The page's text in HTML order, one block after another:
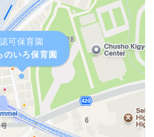
認可保育園
のいろ保育園